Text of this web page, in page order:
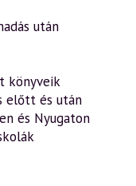
után
könyveik
előtt és után
és Nyugaton